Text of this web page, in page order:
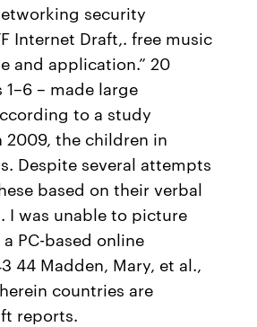
security
Internet Draft,. free music
and application.” 20
1–6 – made large
to a study
2009, the children in
Despite several attempts
based on their verbal
I was unable to picture
PC-based online
44 Madden, Mary, et al.,
countries are
reports.